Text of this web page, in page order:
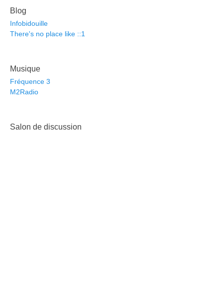
Blog
Infobidouille
There's no place like ::1
Musique
Fréquence 3
M2Radio
Salon de discussion